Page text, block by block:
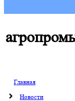
Главная
Новости